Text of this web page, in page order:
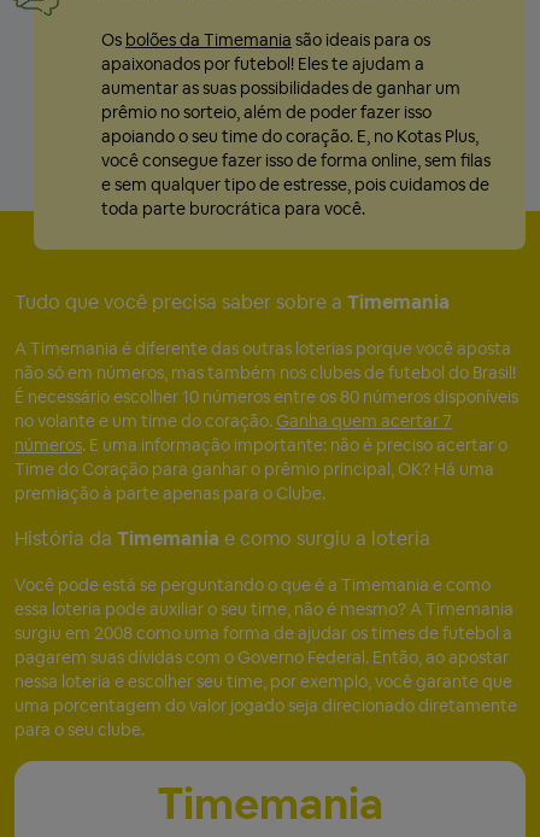
Os bolões da Timemania são ideais para os
apaixonados por futebol! Eles te ajudam a
aumentar as suas possibilidades de ganhar um
prêmio no sorteio, além de poder fazer isso
apoiando o seu time do coração. E, no Kotas Plus,
você consegue fazer isso de forma online, sem filas
e sem qualquer tipo de estresse, pois cuidamos de
toda parte burocrática para você.
Tudo que você precisa saber sobre a Timemania
A Timemania é diferente das outras loterias porque você aposta
não só em números, mas também nos clubes de futebol do Brasil!
É necessário escolher 10 números entre os 80 números disponíveis
no volante e um time do coração.Ganha quem acertar 7
números. E uma informação importante: não é preciso acertar o
Time do Coração para ganhar o prêmio principal, OK? Há uma
premiação à parte apenas para o Clube.
História da Timemania e como surgiu a loteria
Você pode está se perguntando o que é a Timemania e como
essa loteria pode auxiliar o seu time, não é mesmo? A Timemania
surgiu em 2008 como uma forma de ajudar os times de futebol a
pagarem suas dívidas com o Governo Federal. Então, ao apostar
nessa loteria e escolher seu time, por exemplo, você garante que
uma porcentagem do valor jogado seja direcionado diretamente
para o seu clube.
Timemania